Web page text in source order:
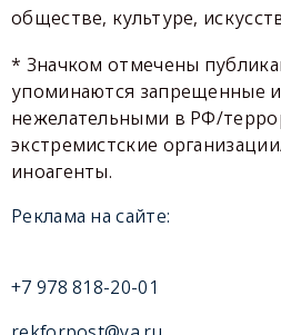
обществе, культуре,
* Значком отмечены
упоминаются запрещенные
нежелательными в РФ/
экстремистские
иноагенты.
Реклама на сайте:
+7 978 818-20-01